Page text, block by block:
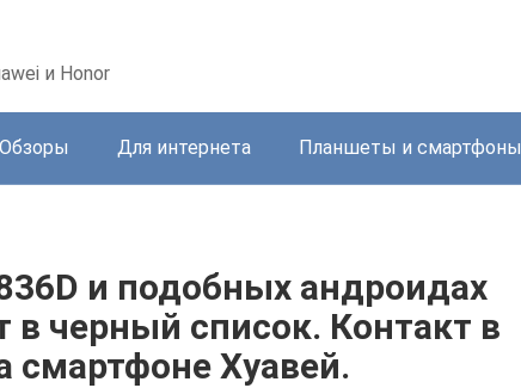
и Honor
Обзоры Для интернета Планшеты и смартфоны
и подобных андроидах
в черный список. Контакт в
смартфоне Хуавей.